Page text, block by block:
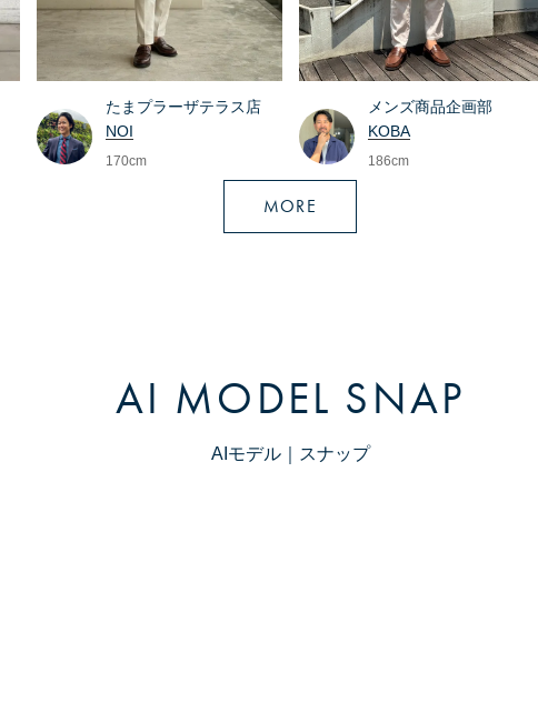
たまプラーザテラス店
NOI
170cm
メンズ商品企画部
KOBA
186cm
MORE
AI MODEL SNAP
AIモデル｜スナップ